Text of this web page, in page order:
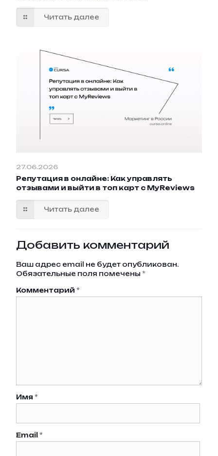
Читать далее
27.06.2026
Репутация в онлайне: Как управлять
отзывами и выйти в топ карт с MyReviews
Читать далее
Добавить комментарий
Ваш адрес email не будет опубликован.
Обязательные поля помечены *
Комментарий *
Имя *
Email *